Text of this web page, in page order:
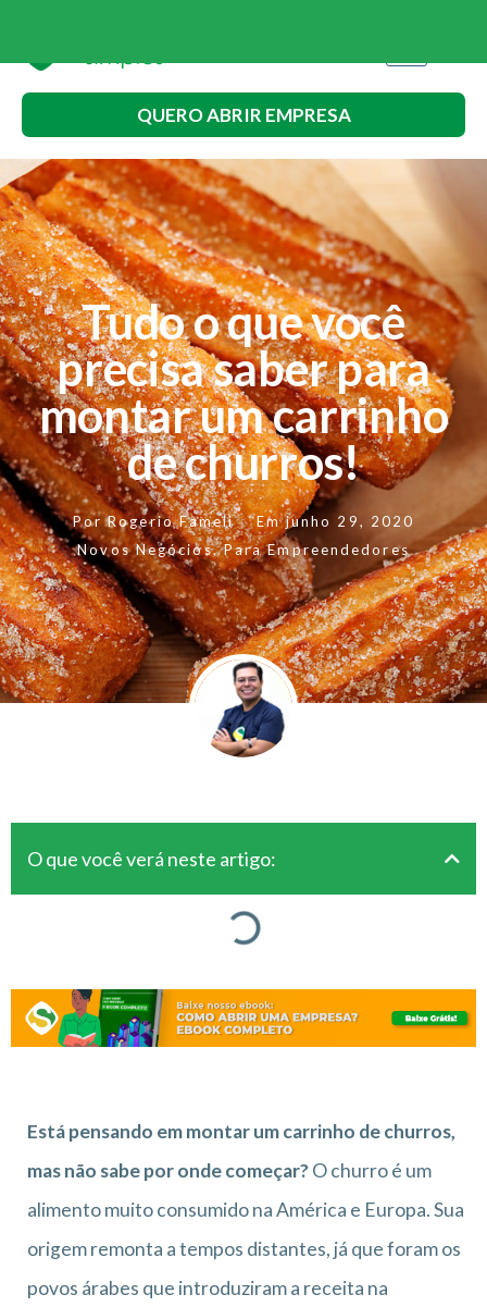
QUERO ABRIR EMPRESA
Tudo o que você
precisa saber para
montar um carrinho
de churros!
PorRogerio Fameli Em junho 29, 2020
Novos Negócios,Para Empreendedores
O que você verá neste artigo:
Está pensando em montar um carrinho de churros,
mas não sabe por onde começar?O churro é um
alimento muito consumido na América e Europa. Sua
origem remonta a tempos distantes, já que foram os
povos árabes que introduziram a receita na